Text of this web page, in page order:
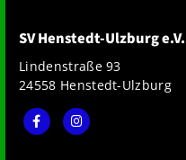
SV Henstedt-Ulzburg e.V.
Lindenstraße 93
24558 Henstedt-Ulzburg